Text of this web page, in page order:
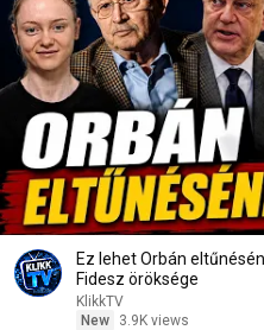
Ez lehet Orbán
Fidesz öröksége
KlikkTV
New
3.9K views